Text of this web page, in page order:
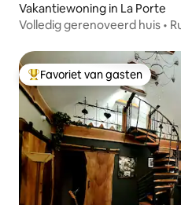
Vakantiewoning in La Porte
Volledig gerenoveerd huis •
Topfavoriet van gasten
Favoriet van gasten